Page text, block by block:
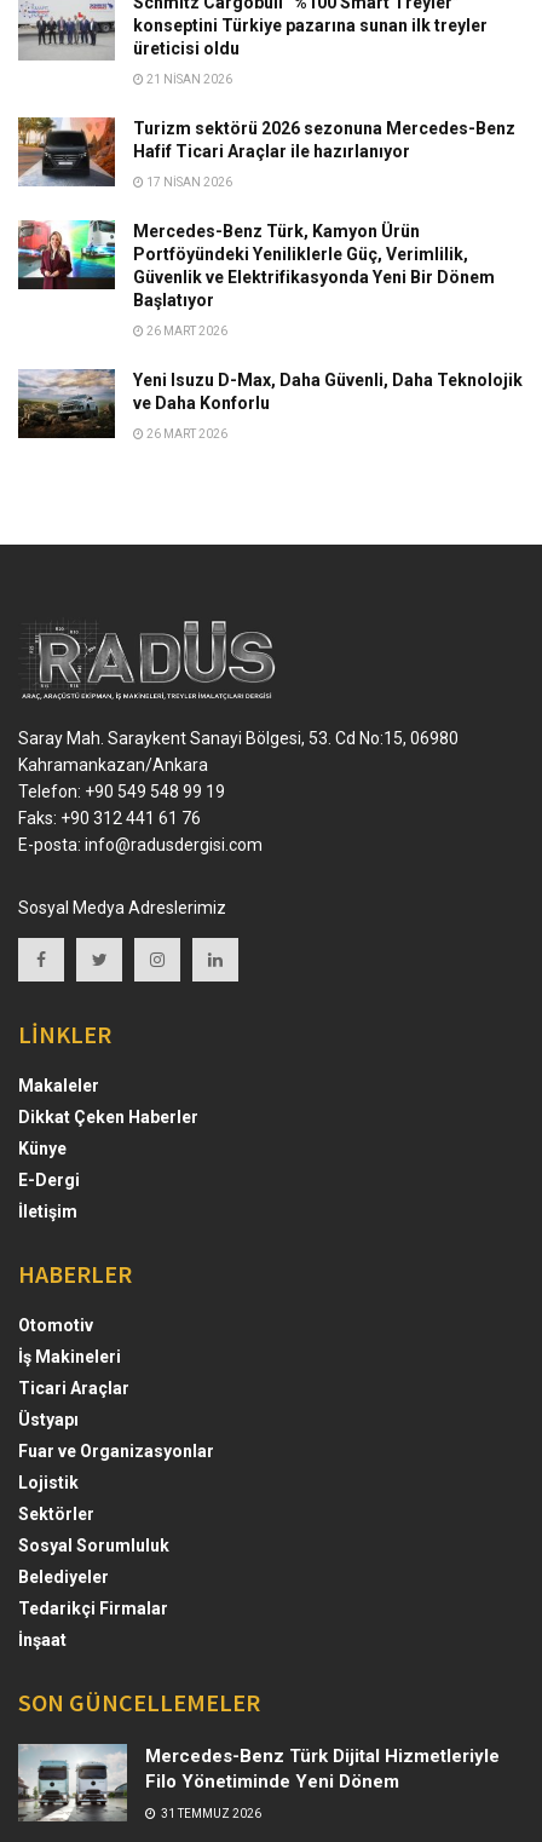
konseptini Türkiye pazarına sunan ilk treyler
üreticisi oldu
21 NISAN 2026
Turizm sektörü 2026 sezonuna Mercedes-Benz
Hafif Ticari Araçlar ile hazırlanıyor
17 NISAN 2026
Mercedes-Benz Türk, Kamyon Ürün
Portföyündeki Yeniliklerle Güç, Verimlilik,
Güvenlik ve Elektrifikasyonda Yeni Bir Dönem
Başlatıyor
26 MART 2026
Yeni Isuzu D-Max, Daha Güvenli, Daha Teknolojik
ve Daha Konforlu
26 MART 2026
Saray Mah. Saraykent Sanayi Bölgesi, 53. Cd No:15, 06980
Kahramankazan/Ankara
Telefon: +90 549 548 99 19
Faks: +90 312 441 61 76
E-posta: info@radusdergisi.com
Sosyal Medya Adreslerimiz
LİNKLER
Makaleler
Dikkat Çeken Haberler
Künye
E-Dergi
İletişim
HABERLER
Otomotiv
İş Makineleri
Ticari Araçlar
Üstyapı
Fuar ve Organizasyonlar
Lojistik
Sektörler
Sosyal Sorumluluk
Belediyeler
Tedarikçi Firmalar
İnşaat
SON GÜNCELLEMELER
Mercedes-Benz Türk Dijital Hizmetleriyle
Filo Yönetiminde Yeni Dönem
31 TEMMUZ 2026